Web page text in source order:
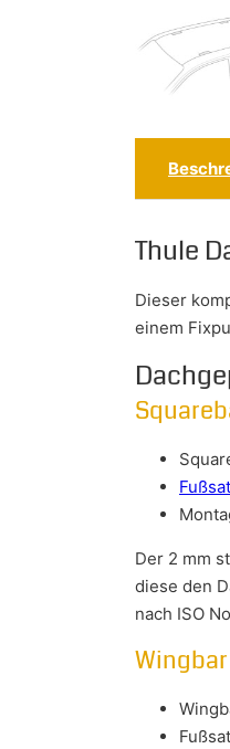
Thule
Dieser
einem
Der 2 mm
diese den
nach ISO